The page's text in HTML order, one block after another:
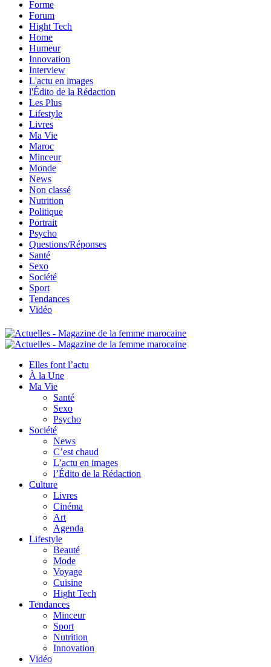
Forme
Forum
Hight Tech
Home
Humeur
Innovation
Interview
L'actu en images
l'Édito de la Rédaction
Les Plus
Lifestyle
Livres
Ma Vie
Maroc
Minceur
Monde
News
Non classé
Nutrition
Politique
Portrait
Psycho
Questions/Réponses
Santé
Sexo
Société
Sport
Tendances
Vidéo
Elles font l’actu
À la Une
Ma Vie
Santé
Sexo
Psycho
Société
News
C’est chaud
L’actu en images
l’Édito de la Rédaction
Culture
Livres
Cinéma
Art
Agenda
Lifestyle
Beauté
Mode
Voyage
Cuisine
Hight Tech
Tendances
Minceur
Sport
Nutrition
Innovation
Vidéo